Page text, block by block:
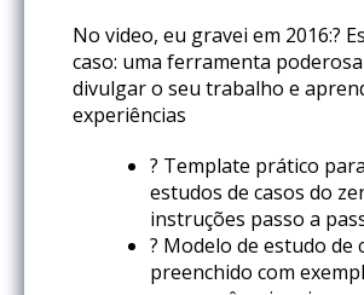
No video, eu gravei em 2016:?
caso: uma ferramenta
divulgar o seu trabalho e
experiências
? Template prático
estudos de casos do
instruções passo a
? Modelo de estudo de
preenchido com